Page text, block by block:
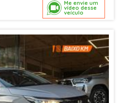
Me envie um
vídeo desse
veículo